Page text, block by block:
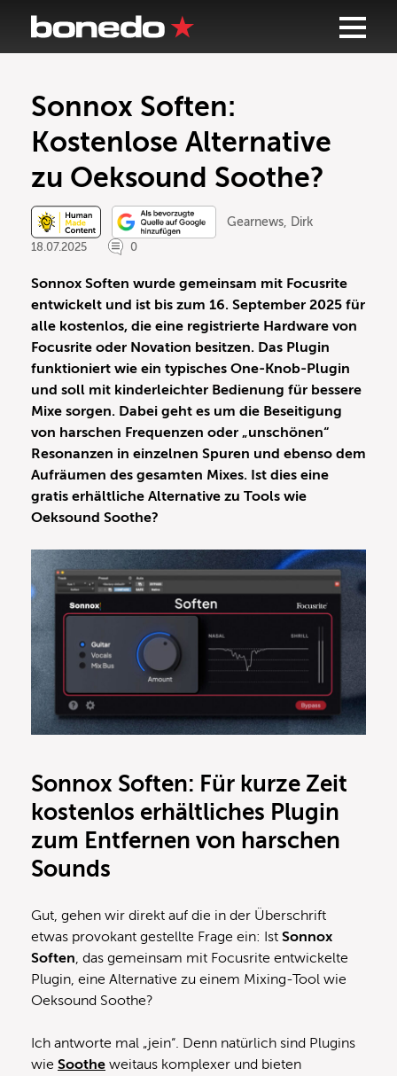
Sonnox Soften:
Kostenlose Alternative
zu Oeksound Soothe?
Gearnews, Dirk
18.07.2025
0
Sonnox Soften wurde gemeinsam mit Focusrite
entwickelt und ist bis zum 16. September 2025 für
alle kostenlos, die eine registrierte Hardware von
Focusrite oder Novation besitzen. Das Plugin
funktioniert wie ein typisches One-Knob-Plugin
und soll mit kinderleichter Bedienung für bessere
Mixe sorgen. Dabei geht es um die Beseitigung
von harschen Frequenzen oder „unschönen“
Resonanzen in einzelnen Spuren und ebenso dem
Aufräumen des gesamten Mixes. Ist dies eine
gratis erhältliche Alternative zu Tools wie
Oeksound Soothe?
Sonnox Soften: Für kurze Zeit
kostenlos erhältliches Plugin
zum Entfernen von harschen
Sounds
Gut, gehen wir direkt auf die in der Überschrift
etwas provokant gestellte Frage ein: Ist Sonnox
Soften, das gemeinsam mit Focusrite entwickelte
Plugin, eine Alternative zu einem Mixing-Tool wie
Oeksound Soothe?
Ich antworte mal „jein“. Denn natürlich sind Plugins
wie Soothe weitaus komplexer und bieten